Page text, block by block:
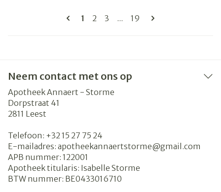
Pagina's
U lees momenteel pagina
1 Pagina
2 Pagina
3 ... Pagina
19
Neem contact met ons op
Apotheek Annaert - Storme
Dorpstraat 41
2811 Leest
Telefoon: +32 15 27 75 24
E-mailadres: apotheekannaertstorme@gmail.com
APB nummer: 122001
Apotheek titularis: Isabelle Storme
BTW nummer: BE0433016710